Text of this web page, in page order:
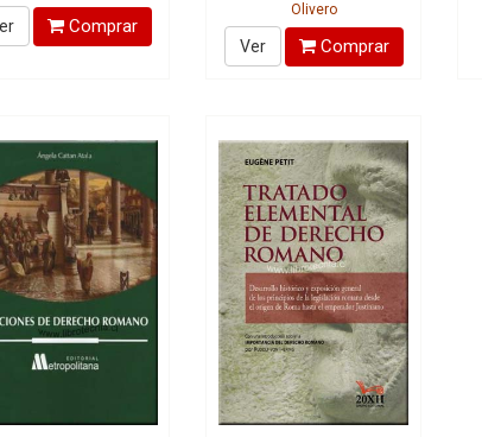
Comprar
Olivero
Ver Comprar